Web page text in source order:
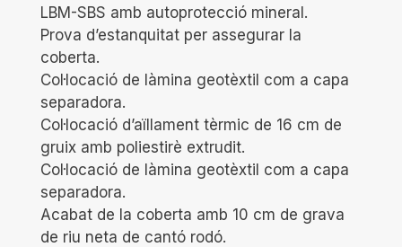
LBM-SBS amb autoprotecció mineral.
Prova d’estanquitat per assegurar la
coberta.
Col·locació de làmina geotèxtil com a capa
separadora.
Col·locació d’aïllament tèrmic de 16 cm de
gruix amb poliestirè extrudit.
Col·locació de làmina geotèxtil com a capa
separadora.
Acabat de la coberta amb 10 cm de grava
de riu neta de cantó rodó.